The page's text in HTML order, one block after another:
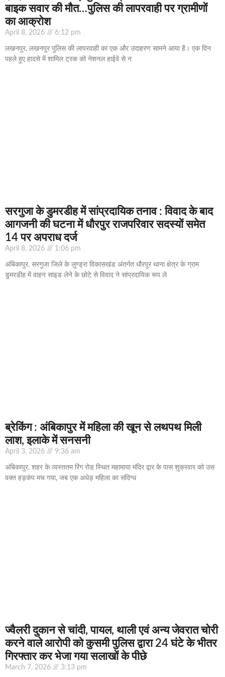
बाइक सवार की मौत…पुलिस की लापरवाही पर ग्रामीणों
का आक्रोश
April 8, 2026 6:12 pm
लखनपुर. लखनपुर पुलिस की लापरवाही का एक और उदाहरण सामने आया है। एक दिन
पहले हुए हादसे में शामिल ट्रक को नेशनल हाईवे से न
सरगुजा के डुमरडीह में सांप्रदायिक तनाव : विवाद के बाद
आगजनी की घटना में धौरपुर राजपरिवार सदस्यों समेत
14 पर अपराध दर्ज
April 8, 2026 1:06 pm
अंबिकापुर. सरगुजा जिले के लुण्ड्रा विकासखंड अंतर्गत धौरपुर थाना क्षेत्र के ग्राम
डुमरडीह में वाहन साइड लेने के छोटे से विवाद ने सांप्रदायिक रूप ले
ब्रेकिंग : अंबिकापुर में महिला की खून से लथपथ मिली
लाश, इलाके में सनसनी
April 3, 2026 9:36 am
अंबिकापुर. शहर के व्यस्ततम रिंग रोड स्थित महामाया मंदिर द्वार के पास शुक्रवार को उस
वक्त हड़कंप मच गया, जब एक अधेड़ महिला का संदिग्ध
ज्वैलरी दुकान से चांदी, पायल, थाली एवं अन्य जेवरात चोरी
करने वाले आरोपी को कुसमी पुलिस द्वारा 24 घंटे के भीतर
गिरफ्तार कर भेजा गया सलाखों के पीछे
March 7, 2026 3:13 pm